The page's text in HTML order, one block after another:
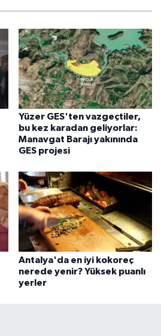
Yüzer GES'ten vazgeçtiler,
bu kez karadan geliyorlar:
Manavgat Barajı yakınında
GES projesi
Antalya'da en iyi kokoreç
nerede yenir? Yüksek puanlı
yerler